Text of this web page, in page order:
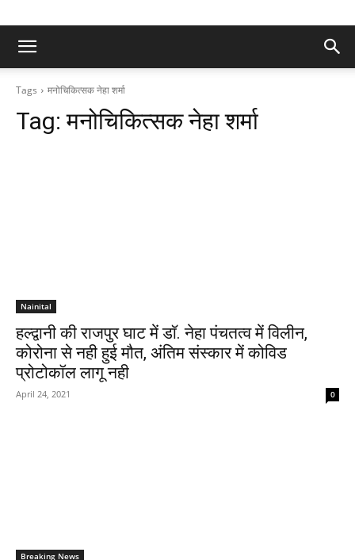
Tags मनोचिकित्सक नेहा शर्मा
Tag:मनोचिकित्सक नेहा शर्मा
Nainital
हल्द्वानी की राजपुर घाट में डाॅ. नेहा पंचतत्व में विलीन,
कोरोना से नही हुई मौत, अंतिम संस्कार में कोविड
प्रोटोकॉल लागू नही
April 24, 2021 0
Breaking News